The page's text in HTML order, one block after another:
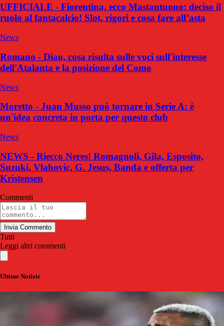
UFFICIALE - Fiorentina, ecco Mastantuono: deciso il
ruolo al fantacalcio! Slot, rigori e cosa fare all’asta
News
Romano - Diao, cosa risulta sulle voci sull'interesse
dell'Atalanta e la posizione del Como
News
Moretto - Juan Musso può tornare in Serie A: è
un'idea concreta in porta per questo club
News
NEWS - Riecco Neres! Romagnoli, Gila, Esposito,
Suzuki, Vlahovic, G. Jesus, Banda e offerta per
Kristensen
Commenti
Invia Commento
Tutti
Leggi altri commenti
Ultime Notizie